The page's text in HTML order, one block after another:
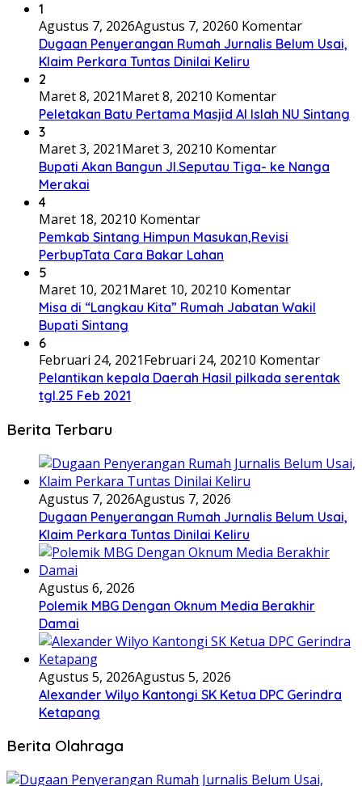
1
Agustus 7, 2026Agustus 7, 20260 Komentar
Dugaan Penyerangan Rumah Jurnalis Belum Usai,
Klaim Perkara Tuntas Dinilai Keliru
2
Maret 8, 2021Maret 8, 20210 Komentar
Peletakan Batu Pertama Masjid Al Islah NU Sintang
3
Maret 3, 2021Maret 3, 20210 Komentar
Bupati Akan Bangun Jl.Seputau Tiga- ke Nanga
Merakai
4
Maret 18, 20210 Komentar
Pemkab Sintang Himpun Masukan,Revisi
PerbupTata Cara Bakar Lahan
5
Maret 10, 2021Maret 10, 20210 Komentar
Misa di “Langkau Kita” Rumah Jabatan Wakil
Bupati Sintang
6
Februari 24, 2021Februari 24, 20210 Komentar
Pelantikan kepala Daerah Hasil pilkada serentak
tgl.25 Feb 2021
Berita Terbaru
Agustus 7, 2026Agustus 7, 2026
Dugaan Penyerangan Rumah Jurnalis Belum Usai,
Klaim Perkara Tuntas Dinilai Keliru
Agustus 6, 2026
Polemik MBG Dengan Oknum Media Berakhir
Damai
Agustus 5, 2026Agustus 5, 2026
Alexander Wilyo Kantongi SK Ketua DPC Gerindra
Ketapang
Berita Olahraga